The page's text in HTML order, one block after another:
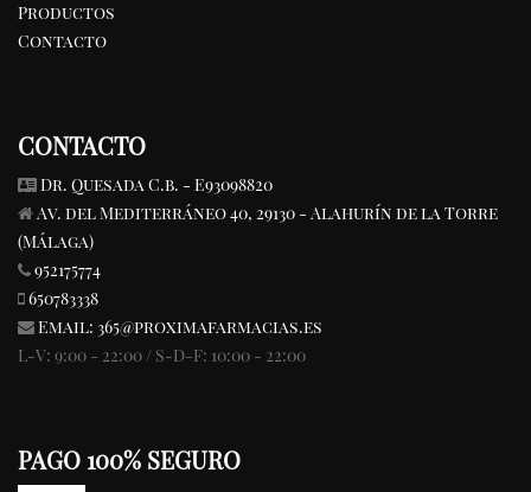
Productos
Contacto
CONTACTO
Dr. Quesada C.b. - E93098820
Av. del Mediterráneo 40, 29130 - Alahurín de la Torre
(Málaga)
952175774
650783338
Email: 365@proximafarmacias.es
L-V: 9:00 - 22:00 / S-D-F: 10:00 - 22:00
PAGO 100% SEGURO